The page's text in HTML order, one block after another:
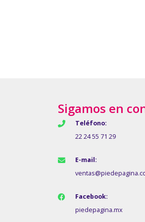
Sigamos en
Teléfono:
22 24 55 71 29
E-mail:
Facebook:
piedepagina.mx